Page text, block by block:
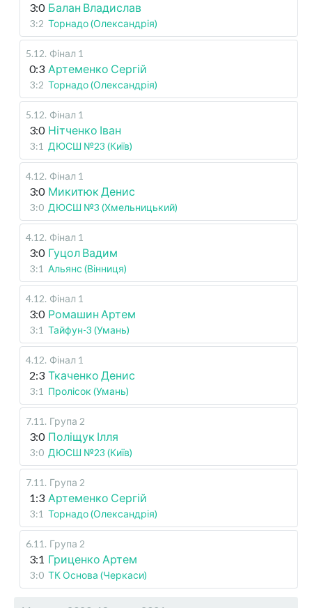
3:0 Балан Владислав
3:2 Торнадо (Олександрія)
5.12. Фінал 1
0:3 Артеменко Сергій
3:2 Торнадо (Олександрія)
5.12. Фінал 1
3:0 Нітченко Іван
3:1 ДЮСШ №23 (Київ)
4.12. Фінал 1
3:0 Микитюк Денис
3:0 ДЮСШ №3 (Хмельницький)
4.12. Фінал 1
3:0 Гуцол Вадим
3:1 Альянс (Вінниця)
4.12. Фінал 1
3:0 Ромашин Артем
3:1 Тайфун-3 (Умань)
4.12. Фінал 1
2:3 Ткаченко Денис
3:1 Пролісок (Умань)
7.11 . Група 2
3:0 Поліщук Ілля
3:0 ДЮСШ №23 (Київ)
7.11 . Група 2
1:3 Артеменко Сергій
3:1 Торнадо (Олександрія)
6.11 . Група 2
3:1 Гриценко Артем
3:0 ТК Основа (Черкаси)